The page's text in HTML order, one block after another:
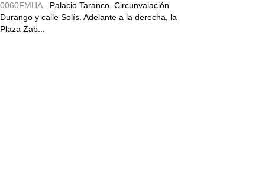
0060FMHA - Palacio Taranco. Circunvalación
Durango y calle Solís. Adelante a la derecha, la
Plaza Zab...